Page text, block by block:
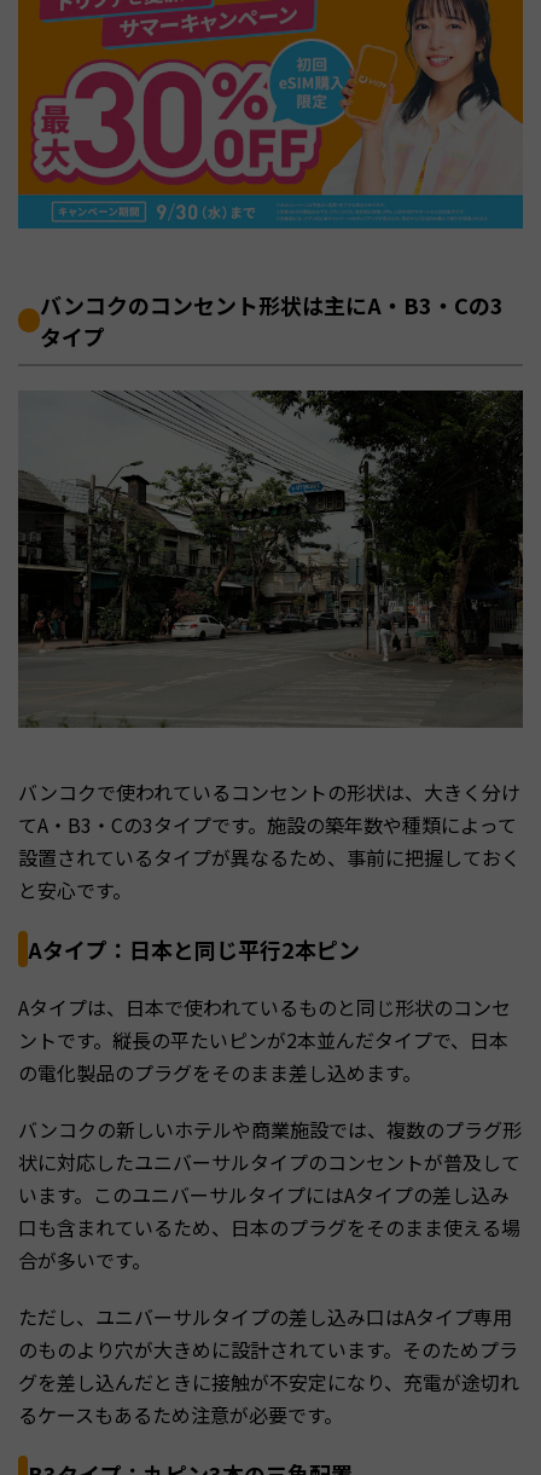
バンコクのコンセント形状は主にA・B3・Cの3
タイプ
バンコクで使われているコンセントの形状は、大きく分け
てA・B3・Cの3タイプです。施設の築年数や種類によって
設置されているタイプが異なるため、事前に把握しておく
と安心です。
Aタイプ：日本と同じ平行2本ピン
Aタイプは、日本で使われているものと同じ形状のコンセ
ントです。縦長の平たいピンが2本並んだタイプで、日本
の電化製品のプラグをそのまま差し込めます。
バンコクの新しいホテルや商業施設では、複数のプラグ形
状に対応したユニバーサルタイプのコンセントが普及して
います。このユニバーサルタイプにはAタイプの差し込み
口も含まれているため、日本のプラグをそのまま使える場
合が多いです。
ただし、ユニバーサルタイプの差し込み口はAタイプ専用
のものより穴が大きめに設計されています。そのためプラ
グを差し込んだときに接触が不安定になり、充電が途切れ
るケースもあるため注意が必要です。